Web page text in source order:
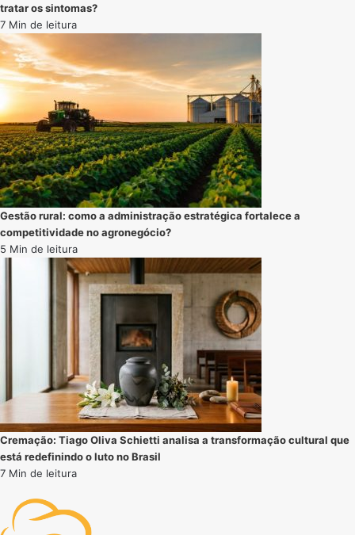
tratar os sintomas?
7 Min de leitura
Gestão rural: como a administração estratégica fortalece a
competitividade no agronegócio?
5 Min de leitura
Cremação: Tiago Oliva Schietti analisa a transformação cultural que
está redefinindo o luto no Brasil
7 Min de leitura